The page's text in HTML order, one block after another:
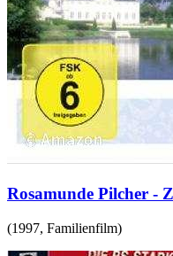
Rosamunde Pilcher -
(1997, Familienfilm)